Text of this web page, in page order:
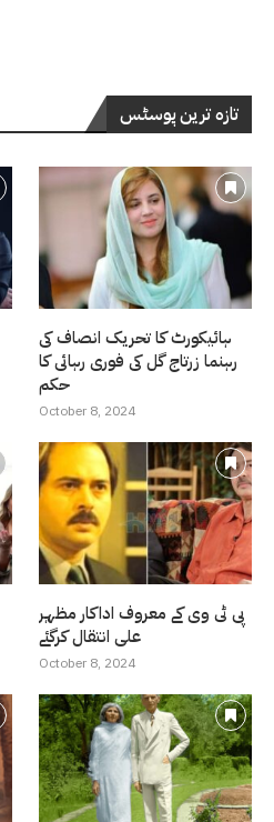
تازہ ترین پوسٹس
ہائیکورٹ کا تحریک انصاف کی
رہنما زرتاج گل کی فوری رہائی کا
حکم
October 8, 2024
پی ٹی وی کے معروف اداکار مظہر
علی انتقال کرگئے
October 8, 2024